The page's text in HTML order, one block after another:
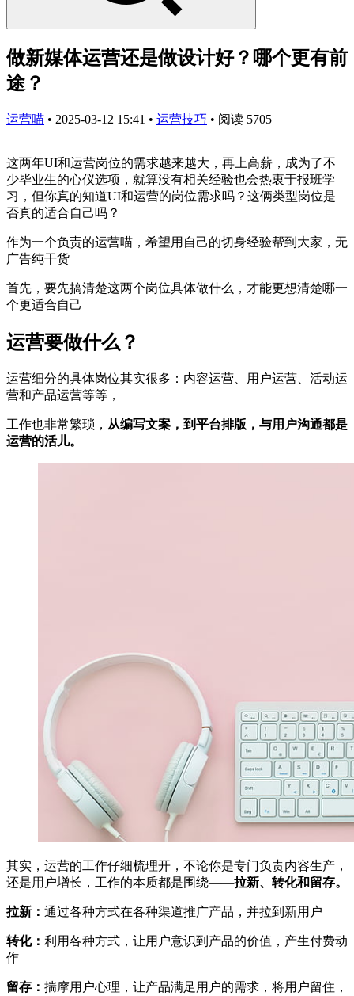
做新媒体运营还是做设计好？哪个更有前
途？
运营喵 • 2025-03-12 15:41 • 运营技巧 • 阅读 5705
这两年UI和运营岗位的需求越来越大，再上高薪，成为了不
少毕业生的心仪选项，就算没有相关经验也会热衷于报班学
习，但你真的知道UI和运营的岗位需求吗？这俩类型岗位是
否真的适合自己吗？
作为一个负责的运营喵，希望用自己的切身经验帮到大家，无
广告纯干货
首先，要先搞清楚这两个岗位具体做什么，才能更想清楚哪一
个更适合自己
运营要做什么？
运营细分的具体岗位其实很多：内容运营、用户运营、活动运
营和产品运营等等，
工作也非常繁琐， 从编写文案，到平台排版，与用户沟通都是
运营的活儿。
其实，运营的工作仔细梳理开，不论你是专门负责内容生产，
还是用户增长，工作的本质都是围绕——拉新、转化和留存。
拉新： 通过各种方式在各种渠道推广产品，并拉到新用户
转化： 利用各种方式，让用户意识到产品的价值，产生付费动
作
留存： 揣摩用户心理，让产品满足用户的需求，将用户留住，